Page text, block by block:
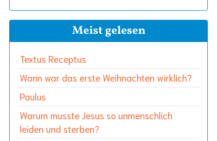
Meist gelesen
Textus Receptus
Wann war das erste Weihnachten wirklich?
Paulus
Warum musste Jesus so unmenschlich
leiden und sterben?